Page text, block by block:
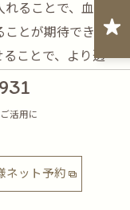
ることで、血行
ことが期待できま
ことで、より透
能です。
方
エステサロンの
テサロンを選ぶ
ア製品の品質を
活用に
ネット予約